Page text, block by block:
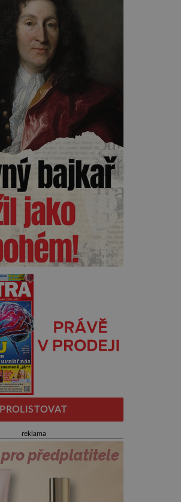
PROLISTOVAT
reklama